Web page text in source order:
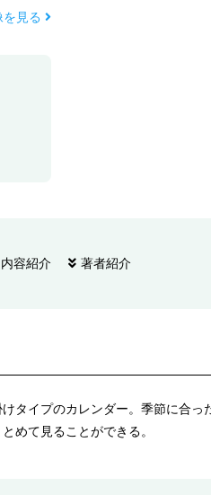
見る
内容紹介 著者紹介
タイプのカレンダー。季節に合
めて見ることができる。